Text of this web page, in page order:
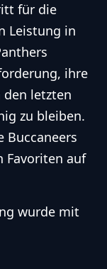
für die
Leistung in
ihre
den letzten
zu bleiben.
Buccaneers
Favoriten auf
wurde mit